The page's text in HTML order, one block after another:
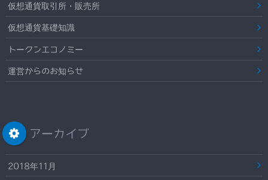
仮想通貨取引所・販売所
仮想通貨基礎知識
トークンエコノミー
運営からのお知らせ
アーカイブ
2018年11月